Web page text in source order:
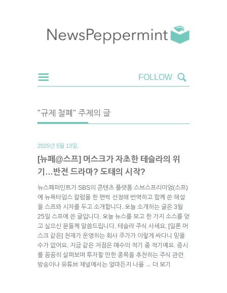
"규제 철폐" 주제의 글
2025년 5월 13일.
[뉴페@스프] 머스크가 자초한 테슬라의 위
기…반전 드라마? 도태의 시작?
뉴스페퍼민트가 SBS의 콘텐츠 플랫폼 스브스프리미엄(스프)
에 뉴욕타임스 칼럼을 한 편씩 선정해 번역하고 함께 쓴 해설
을 스프와 시차를 두고 소개합니다. 오늘 소개하는 글은 3월
25일 스프에 쓴 글입니다. 오늘 뉴스를 보고 한 가지 소스를 얻
고 싶으신 분들께 말씀드립니다. 테슬라 주식 사세요. [일론 머
스크 같은] 천재가 운영하는 회사 주가가 이렇게 싸다니 믿을
수가 없어요. 지금 같은 저점은 매수의 적기 중 적기예요. 증시
를 꼼꼼히 살펴보며 투자할 만한 종목을 추천하는 주식 관련
방송이나 유튜브 채널에서는 얼마든지 나올 → 더 보기